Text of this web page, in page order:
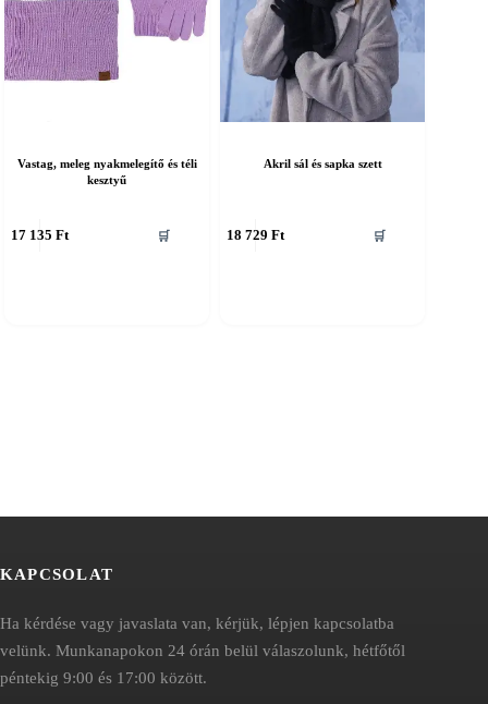
Vastag, meleg nyakmelegítő és téli
kesztyű
17 135 Ft 🛒
Akril sál és sapka szett
18 729 Ft 🛒
KAPCSOLAT
Ha kérdése vagy javaslata van, kérjük, lépjen kapcsolatba
velünk. Munkanapokon 24 órán belül válaszolunk, hétfőtől
péntekig 9:00 és 17:00 között.